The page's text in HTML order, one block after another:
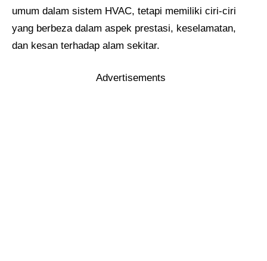
umum dalam sistem HVAC, tetapi memiliki ciri-ciri
yang berbeza dalam aspek prestasi, keselamatan,
dan kesan terhadap alam sekitar.
Advertisements